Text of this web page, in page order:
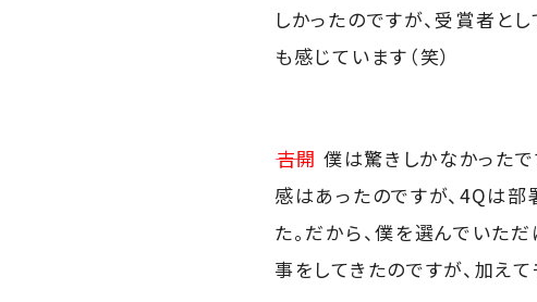
しかったのですが、受賞者と
も感じています（笑）
――吉開 僕は驚きしかなかった
感はあったのですが、4Qは
た。だから、僕を選んでいた
事をしてきたのですが、加え